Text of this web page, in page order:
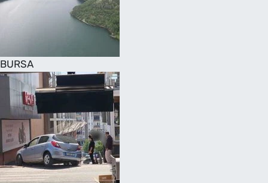
BURSA